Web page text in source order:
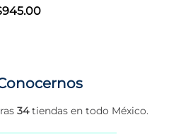
945.00
34tiendas en todo México.